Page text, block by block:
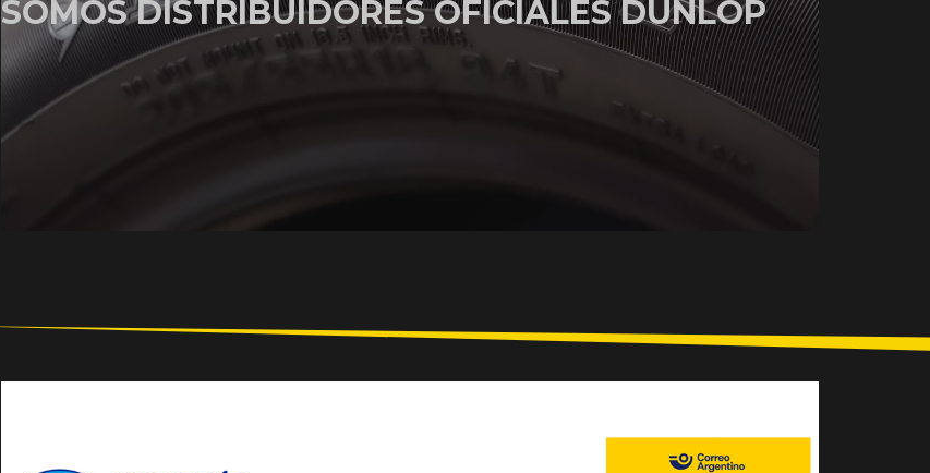
SOMOS DISTRIBUIDORES OFICIALES DUNLOP